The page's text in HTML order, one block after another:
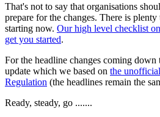
That's not to say that organisations
prepare for the changes. There is
starting now. Our high level checklist
get you started.
For the headline changes coming down
update which we based on the
Regulation (the headlines remain the
Ready, steady, go .......